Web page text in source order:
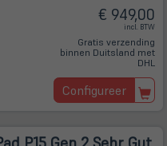
€ 949,00
incl. BTW
Gratis verzending
binnen Duitsland met
DHL
Configureer